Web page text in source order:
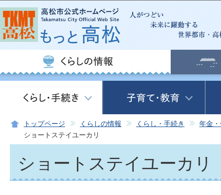
この
トップページ くらしの情報 くらし・手続き
年金
ショートステイユーカリ
ショートステイユーカリ